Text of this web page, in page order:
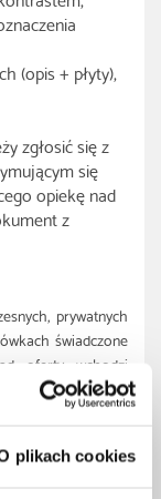
plikach cookies
(opis + płyty),
zgłosić się z
się
opiekę nad
z
prywatnych
świadczone
oferty wchodzi
pediatryczna,
planowa w
świąteczna opieka
jest diagnostyka